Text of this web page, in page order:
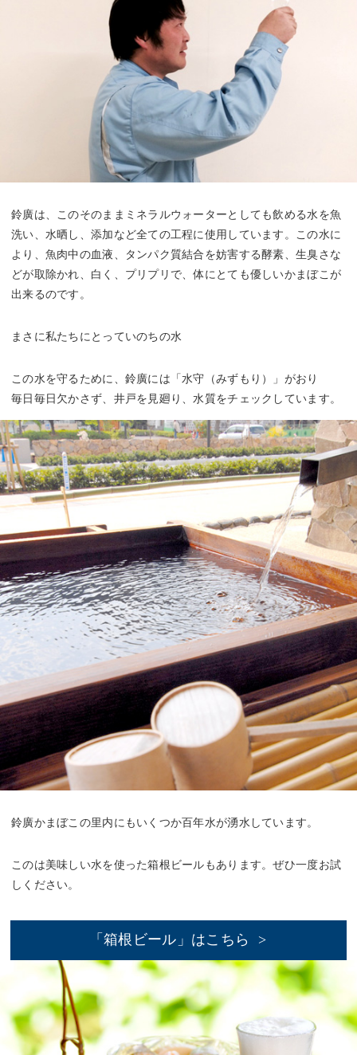
鈴廣は、このそのままミネラルウォーターとしても飲める水を魚
洗い、水晒し、添加など全ての工程に使用しています。この水に
より、魚肉中の血液、タンパク質結合を妨害する酵素、生臭さな
どが取除かれ、白く、プリプリで、体にとても優しいかまぼこが
出来るのです。
まさに私たちにとっていのちの水
この水を守るために、鈴廣には「水守（みずもり）」がおり
毎日毎日欠かさず、井戸を見廻り、水質をチェックしています。
鈴廣かまぼこの里内にもいくつか百年水が湧水しています。
このは美味しい水を使った箱根ビールもあります。ぜひ一度お試
しください。
「箱根ビール」はこちら